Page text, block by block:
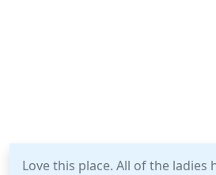
Love this place. All of the ladies